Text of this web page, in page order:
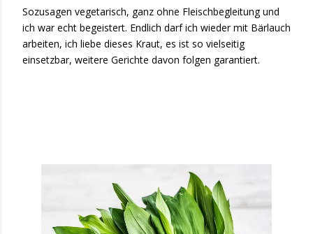
Sozusagen vegetarisch, ganz ohne Fleischbegleitung und
ich war echt begeistert. Endlich darf ich wieder mit Bärlauch
arbeiten, ich liebe dieses Kraut, es ist so vielseitig
einsetzbar, weitere Gerichte davon folgen garantiert.